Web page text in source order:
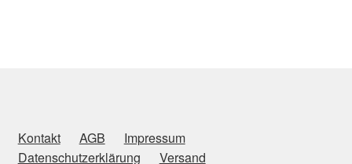
Kontakt AGB
Impressum
Datenschutzerklärung
Versand